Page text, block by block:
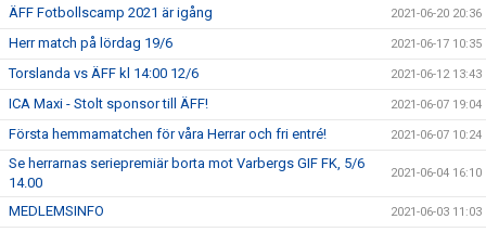
ÄFF Fotbollscamp 2021 är igång 2021-06-20 20:36
Herr match på lördag 19/6 2021-06-17 10:35
Torslanda vs ÄFF kl 14:00 12/6 2021-06-12 13:43
ICA Maxi - Stolt sponsor till ÄFF! 2021-06-07 19:04
Första hemmamatchen för våra Herrar och fri entré! 2021-06-07 10:24
Se herrarnas seriepremiär borta mot Varbergs GIF FK, 5/6
14.00
2021-06-04 16:10
MEDLEMSINFO 2021-06-03 11:03